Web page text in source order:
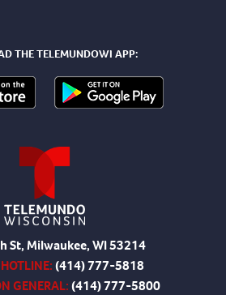
THE TELEMUNDOWI APP:
St, Milwaukee, WI 53214
(414) 777-5818
GENERAL:(414) 777-5800